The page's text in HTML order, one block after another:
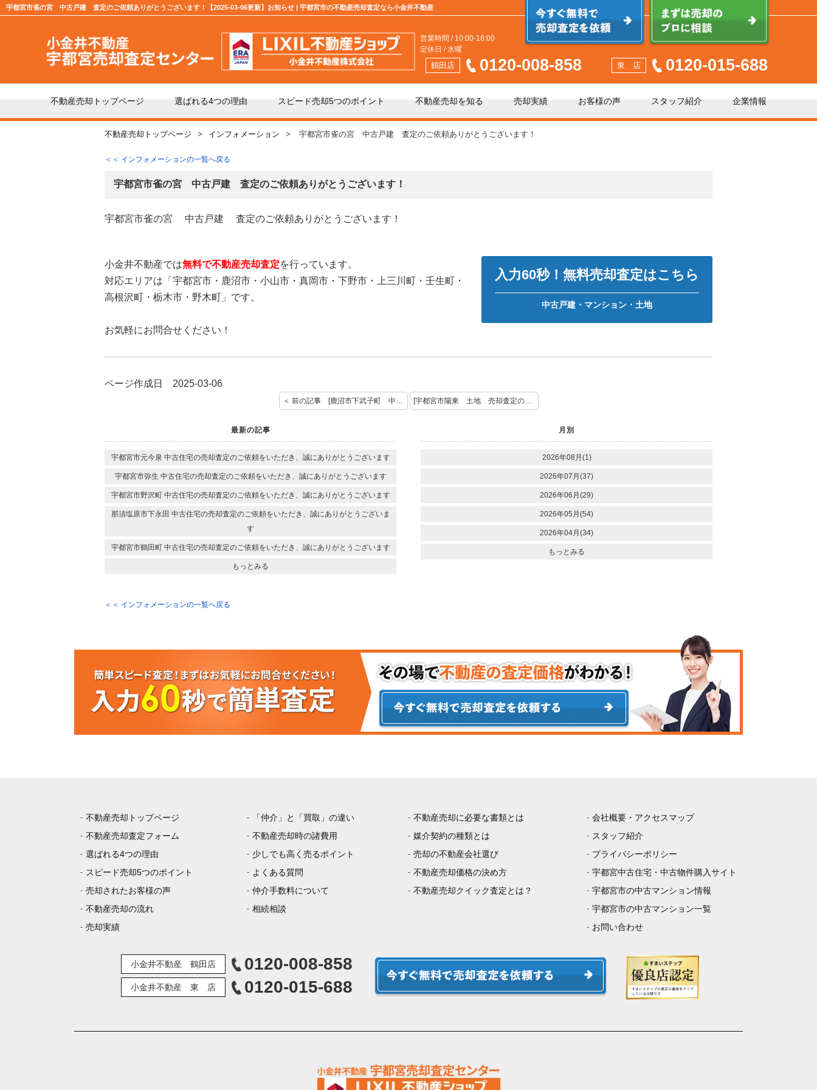
宇都宮市雀の宮 中古戸建 査定のご依頼ありがとうございます！【2025-03-06更新】お知らせ | 宇都宮市の不動産売却査定なら小金井不動産
営業時間 / 10:00-18:00
定休日 / 水曜
鶴田店 0120-008-858 東 店 0120-015-688
不動産売却トップページ 選ばれる4つの理由 スピード売却5つのポイント 不動産売却を知る
不動産の売却の流れ 「仲介」と「買取」の違い 不動産売却時の諸費用
よくある質問 仲介手数料について
媒介契約の種類とは 売却の不動産会社選び
売却実績 お客様の声 スタッフ紹介 企業情報
不動産売却トップページ インフォメーション 宇都宮市雀の宮 中古戸建 査定のご依頼ありがとうございます！
＜＜ インフォメーションの一覧へ戻る
宇都宮市雀の宮 中古戸建 査定のご依頼ありがとうございます！
宇都宮市雀の宮 中古戸建 査定のご依頼ありがとうございます！
小金井不動産では無料で不動産売却査定を行っています。
対応エリアは「宇都宮市・鹿沼市・小山市・真岡市・下野市・上三川町・壬生町・
高根沢町・栃木市・野木町」です。
お気軽にお問合せください！
入力60秒！無料売却査定はこちら
中古戸建・マンション・土地
ページ作成日 2025-03-06
＜ 前の記事 [鹿沼市下武子町 中古戸建 査定のご依頼ありがとうございます！] [宇都宮市陽東 土地 売却査定のご依頼ありがとうございます！] 次の記事 ＞
最新の記事
宇都宮市元今泉 中古住宅の売却査定のご依頼をいただき、誠にありがとうございます
宇都宮市弥生 中古住宅の売却査定のご依頼をいただき、誠にありがとうございます
宇都宮市野沢町 中古住宅の売却査定のご依頼をいただき、誠にありがとうございます
那須塩原市下永田 中古住宅の売却査定のご依頼をいただき、誠にありがとうございま
す
宇都宮市鶴田町 中古住宅の売却査定のご依頼をいただき、誠にありがとうございます
もっとみる
月別
2026年08月(1)
2026年07月(37)
2026年06月(29)
2026年05月(54)
2026年04月(34)
もっとみる
＜＜ インフォメーションの一覧へ戻る
不動産売却トップページ
不動産売却査定フォーム
選ばれる4つの理由
スピード売却5つのポイント
売却されたお客様の声
不動産売却の流れ
売却実績
「仲介」と「買取」の違い
不動産売却時の諸費用
少しでも高く売るポイント
よくある質問
仲介手数料について
相続相談
不動産売却に必要な書類とは
媒介契約の種類とは
売却の不動産会社選び
不動産売却価格の決め方
不動産売却クイック査定とは？
会社概要・アクセスマップ
スタッフ紹介
プライバシーポリシー
宇都宮中古住宅・中古物件購入サイト
宇都宮市の中古マンション情報
宇都宮市の中古マンション一覧
お問い合わせ
小金井不動産 鶴田店 0120-008-858
小金井不動産 東 店 0120-015-688